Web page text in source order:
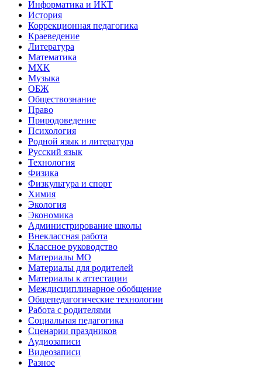
Информатика и ИКТ
История
Коррекционная педагогика
Краеведение
Литература
Математика
МХК
Музыка
ОБЖ
Обществознание
Право
Природоведение
Психология
Родной язык и литература
Русский язык
Технология
Физика
Физкультура и спорт
Химия
Экология
Экономика
Администрирование школы
Внеклассная работа
Классное руководство
Материалы МО
Материалы для родителей
Материалы к аттестации
Междисциплинарное обобщение
Общепедагогические технологии
Работа с родителями
Социальная педагогика
Сценарии праздников
Аудиозаписи
Видеозаписи
Разное